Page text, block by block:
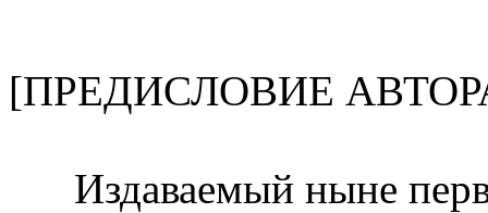
[ПРЕДИСЛОВИЕ
Издаваемый ныне